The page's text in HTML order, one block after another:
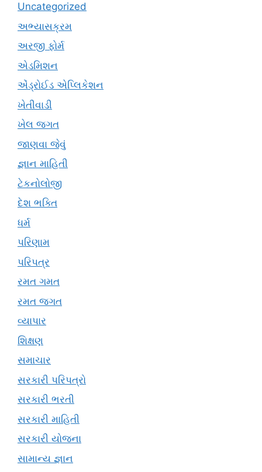
Uncategorized
અભ્યાસક્રમ
અરજી ફોર્મ
એડમિશન
એંડ્રોઈડ એપ્લિકેશન
ખેતીવાડી
ખેલ જગત
જાણવા જેવું
જ્ઞાન માહિતી
ટેકનોલોજી
દેશ ભક્તિ
ધર્મ
પરિણામ
પરિપત્ર
રમત ગમત
રમત જગત
વ્યાપાર
શિક્ષણ
સમાચાર
સરકારી પરિપત્રો
સરકારી ભરતી
સરકારી માહિતી
સરકારી યોજના
સામાન્ય જ્ઞાન